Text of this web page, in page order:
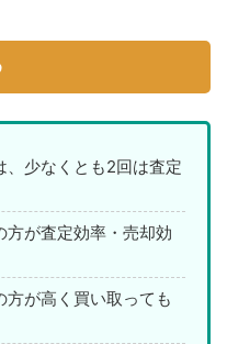
、少なくとも2回は査定
方が査定効率・売却効
方が高く買い取っても